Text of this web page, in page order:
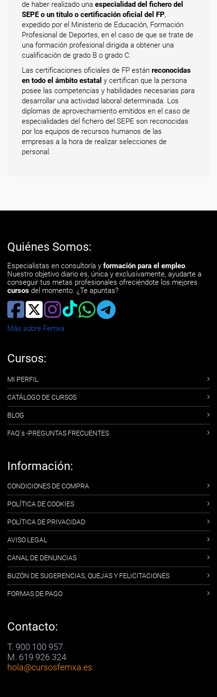
de haber realizado una especialidad del fichero del
SEPE o un título o certificación oficial del FP,
expedido por el Ministerio de Educación, Formación
Profesional de Deportes, en el caso de que se trate de
una formación profesional dirigida a obtener una
cualificación de grado B o grado C.
Las certificaciones oficiales de FP están reconocidas
en todo el ámbito estatal y certifican que la persona
posee las competencias y habilidades necesarias para
desarrollar una actividad laboral determinada. Los
diplomas de aprovechamiento emitidos en el caso de
especialidades del fichero del SEPE son reconocidas
por los equipos de recursos humanos de las
empresas a la hora de realizar selecciones de
personal.
Quiénes Somos:
Especialistas en consultoría y formación para el empleo.
Nuestro objetivo diario es, única y exclusivamente, ayudarte a
conseguir tus metas profesionales ofreciéndote los mejores
cursos del momento. ¿Te apuntas?
Más sobre Femxa
Cursos:
MI PERFIL
CATÁLOGO DE CURSOS
BLOG
FAQ´s -PREGUNTAS FRECUENTES
Información:
CONDICIONES DE COMPRA
POLÍTICA DE COOKIES
POLÍTICA DE PRIVACIDAD
AVISO LEGAL
CANAL DE DENUNCIAS
BUZÓN DE SUGERENCIAS, QUEJAS Y FELICITACIONES
FORMAS DE PAGO
Contacto:
T. 900 100 957
M. 619 926 324
hola@cursosfemxa.es